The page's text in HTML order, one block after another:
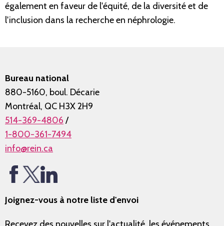
également en faveur de l'équité, de la diversité et de
l'inclusion dans la recherche en néphrologie.
Bureau national
880-5160, boul. Décarie
Montréal, QC H3X 2H9
514-369-4806 /
1-800-361-7494
info@rein.ca
Joignez-vous à notre liste d'envoi